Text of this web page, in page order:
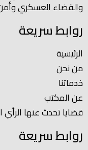
والقضاء العسكري وأمن
روابط سريعة
الرئيسية
من نحن
خدماتنا
عن المكتب
قضايا تحدث عنها الرأي
روابط سريعة